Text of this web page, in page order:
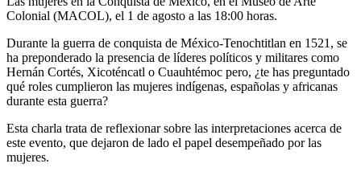
Colonial (MACOL), el 1 de agosto a las 18:00 horas.
Durante la guerra de conquista de México-Tenochtitlan en 1521, se
ha preponderado la presencia de líderes políticos y militares como
Hernán Cortés, Xicoténcatl o Cuauhtémoc pero, ¿te has preguntado
qué roles cumplieron las mujeres indígenas, españolas y africanas
durante esta guerra?
Esta charla trata de reflexionar sobre las interpretaciones acerca de
este evento, que dejaron de lado el papel desempeñado por las
mujeres.